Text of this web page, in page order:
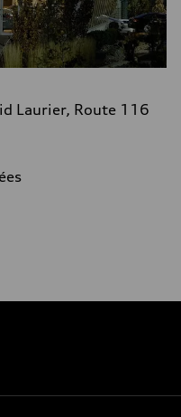
Laurier, Route 116